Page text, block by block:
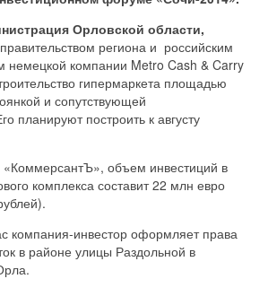
Орловской области,
региона и российским
немецкой компании Metro Cash & Carry
гипермаркета площадью
и сопутствующей
планируют построить к августу
объем инвестиций в
комплекса составит 22 млн евро
компания-инвестор оформляет права
в районе улицы Раздольной в